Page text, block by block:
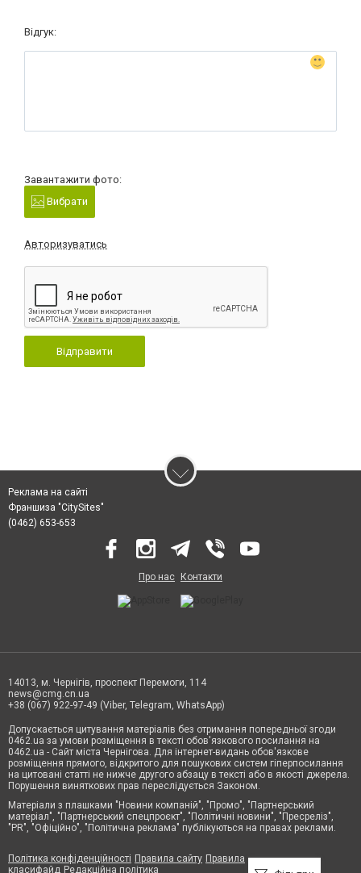
Відгук:
Завантажити фото:
Вибрати
Авторизуватись
Відправити
Реклама на сайті
Франшиза "CitySites"
(0462) 653-653
Про нас Контакти
14013, м. Чернігів, проспект Перемоги, 114
news@cmg.cn.ua
+38 (067) 922-97-49 (Viber, Telegram, WhatsApp)
Допускається цитування матеріалів без отримання попередньої згоди
0462.ua за умови розміщення в тексті обов'язкового посилання на
0462.ua - Сайт міста Чернігова. Для інтернет-видань обов'язкове
розміщення прямого, відкритого для пошукових систем гіперпосилання
на цитовані статті не нижче другого абзацу в тексті або в якості джерела.
Порушення виняткових прав переслідується Законом.
Матеріали з плашками "Новини компаній", "Промо", "Партнерський
матеріал", "Партнерський спецпроєкт", "Політичні новини", "Пресреліз",
"PR", "Офіційно", "Політична реклама" публікуються на правах реклами.
Політика конфіденційності Правила сайту Правила
класифайд Редакційна політика